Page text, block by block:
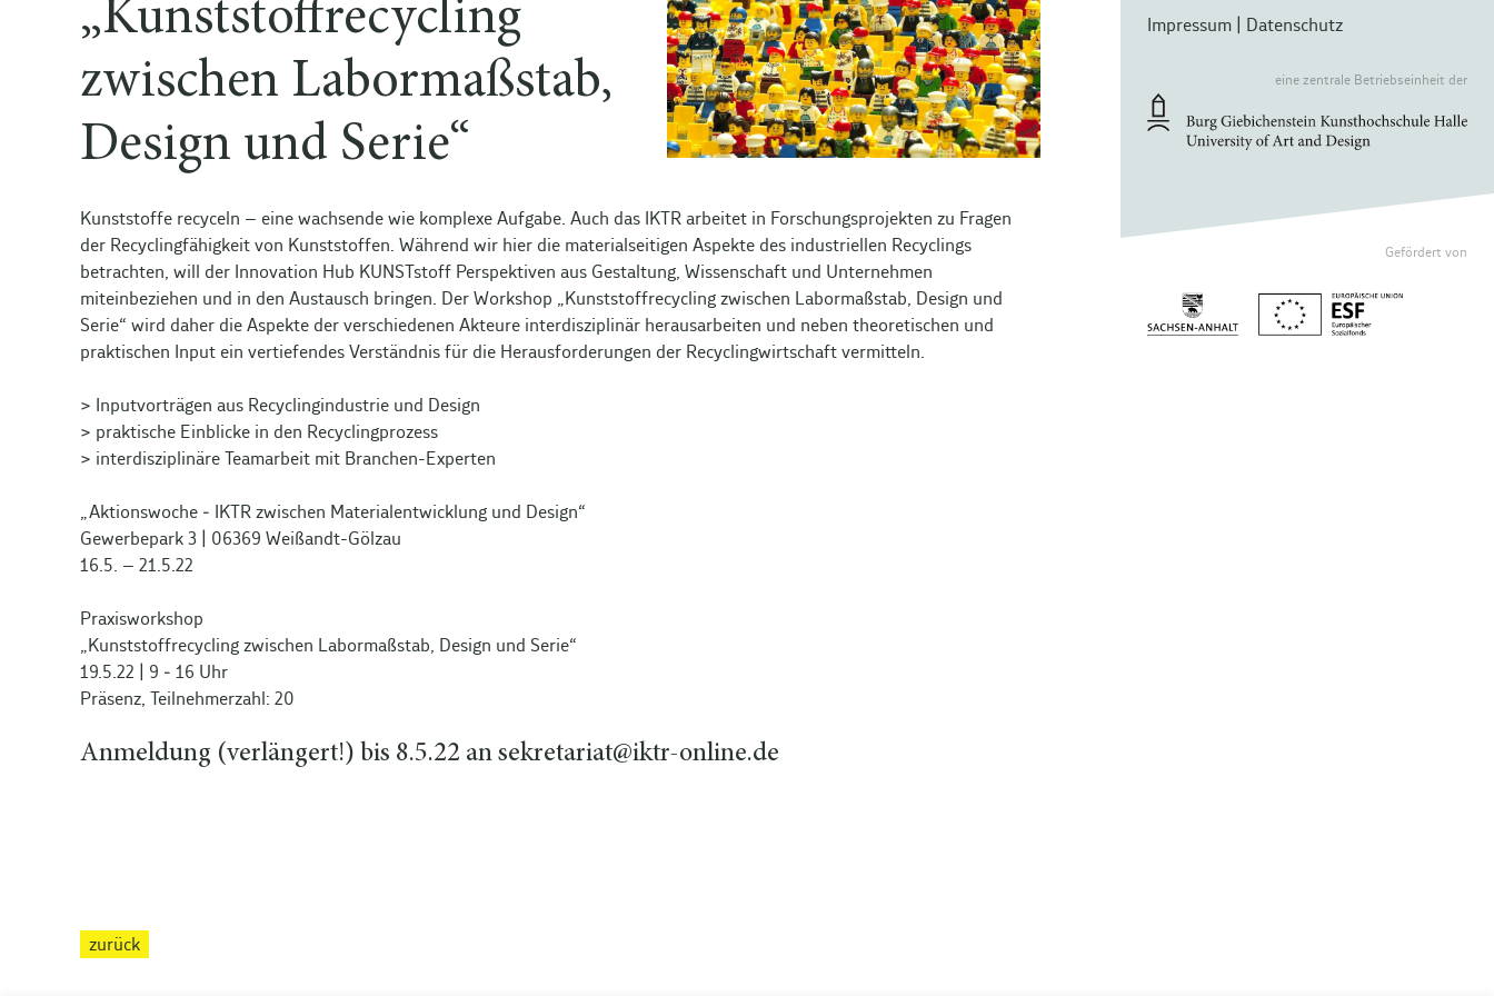
„Kunststoffrecycling
zwischen Labormaßstab,
Design und Serie“
Kunststoffe recyceln – eine wachsende wie komplexe Aufgabe. Auch das IKTR arbeitet in Forschungsprojekten zu Fragen
der Recyclingfähigkeit von Kunststoffen. Während wir hier die materialseitigen Aspekte des industriellen Recyclings
betrachten, will der Innovation Hub KUNSTstoff Perspektiven aus Gestaltung, Wissenschaft und Unternehmen
miteinbeziehen und in den Austausch bringen. Der Workshop „Kunststoffrecycling zwischen Labormaßstab, Design und
Serie“ wird daher die Aspekte der verschiedenen Akteure interdisziplinär herausarbeiten und neben theoretischen und
praktischen Input ein vertiefendes Verständnis für die Herausforderungen der Recyclingwirtschaft vermitteln.
> Inputvorträgen aus Recyclingindustrie und Design
> praktische Einblicke in den Recyclingprozess
> interdisziplinäre Teamarbeit mit Branchen-Experten
„Aktionswoche ‒ IKTR zwischen Materialentwicklung und Design“
Gewerbepark 3 | 06369 Weißandt-Gölzau
16.5. – 21.5.22
Praxisworkshop
„Kunststoffrecycling zwischen Labormaßstab, Design und Serie“
19.5.22 | 9 ‒ 16 Uhr
Präsenz, Teilnehmerzahl: 20
Anmeldung (verlängert!) bis 8.5.22 an sekretariat@iktr-online.de
zurück
Impressum Datenschutz
eine zentrale Betriebseinheit der
Gefördert von